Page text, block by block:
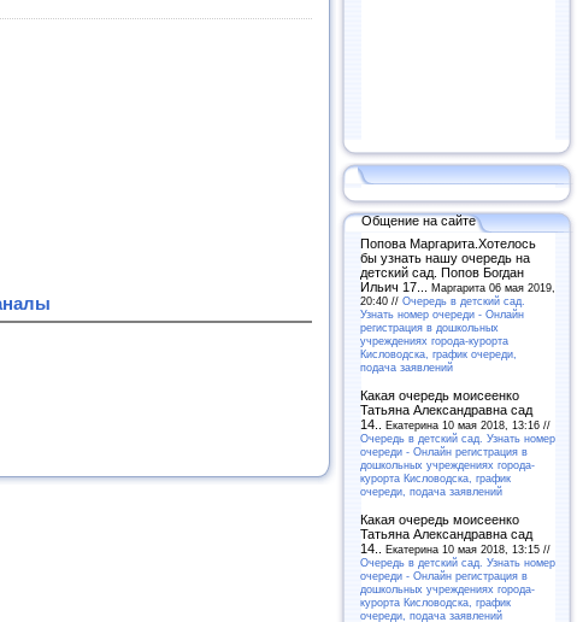
Общение на сайте
Попова Маргарита.Хотелось
бы узнать нашу очередь на
детский сад. Попов Богдан
Ильич 17... Маргарита 06 мая 2019,
20:40 // Очередь в детский сад.
Узнать номер очереди - Онлайн
регистрация в дошкольных
учреждениях города-курорта
Кисловодска, график очереди,
подача заявлений
Какая очередь моисеенко
Татьяна Александравна сад
14.. Екатерина 10 мая 2018, 13:16 //
Очередь в детский сад. Узнать номер
очереди - Онлайн регистрация в
дошкольных учреждениях города-
курорта Кисловодска, график
очереди, подача заявлений
Какая очередь моисеенко
Татьяна Александравна сад
14.. Екатерина 10 мая 2018, 13:15 //
Очередь в детский сад. Узнать номер
очереди - Онлайн регистрация в
дошкольных учреждениях города-
курорта Кисловодска, график
очереди, подача заявлений